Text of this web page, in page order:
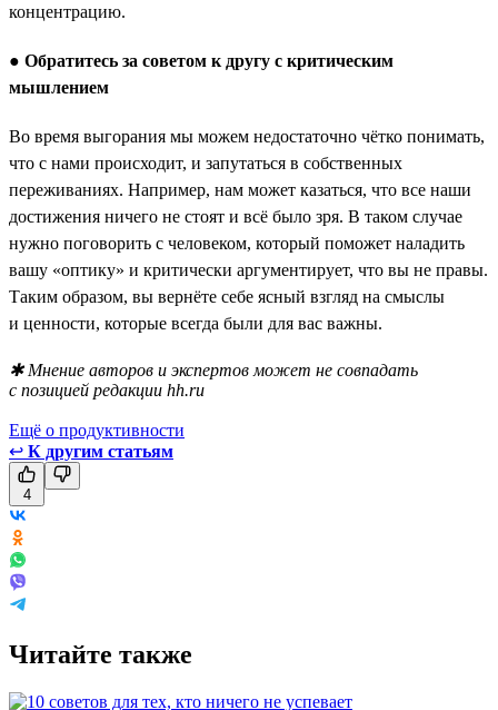
концентрацию.
● Обратитесь за советом к другу с критическим
мышлением
Во время выгорания мы можем недостаточно чётко понимать,
что с нами происходит, и запутаться в собственных
переживаниях. Например, нам может казаться, что все наши
достижения ничего не стоят и всё было зря. В таком случае
нужно поговорить с человеком, который поможет наладить
вашу «оптику» и критически аргументирует, что вы не правы.
Таким образом, вы вернёте себе ясный взгляд на смыслы
и ценности, которые всегда были для вас важны.
✱ Мнение авторов и экспертов может не совпадать
с позицией редакции hh.ru
Ещё о продуктивности
↩ К другим статьям
4
Читайте также